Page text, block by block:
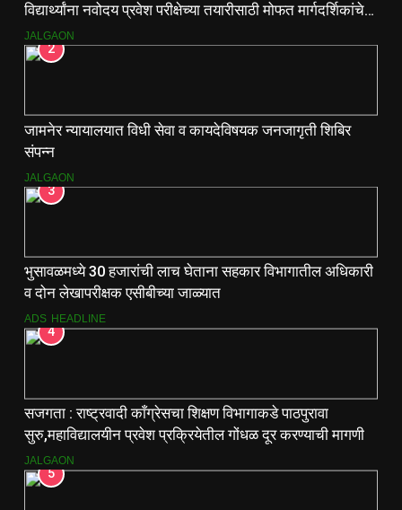
विद्यार्थ्यांना नवोदय प्रवेश परीक्षेच्या तयारीसाठी मोफत मार्गदर्शिकांचे
वाटप.
JALGAON
2
जामनेर न्यायालयात विधी सेवा व कायदेविषयक जनजागृती शिबिर
संपन्न
JALGAON
3
भुसावळमध्ये 30 हजारांची लाच घेताना सहकार विभागातील अधिकारी
व दोन लेखापरीक्षक एसीबीच्या जाळ्यात
ADS HEADLINE
4
सजगता : राष्ट्रवादी काँग्रेसचा शिक्षण विभागाकडे पाठपुरावा
सुरु,महाविद्यालयीन प्रवेश प्रक्रियेतील गोंधळ दूर करण्याची मागणी
JALGAON
5